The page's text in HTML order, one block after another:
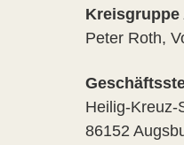
Kreisgruppe
Peter Roth,
Heilig-Kreuz-
86152